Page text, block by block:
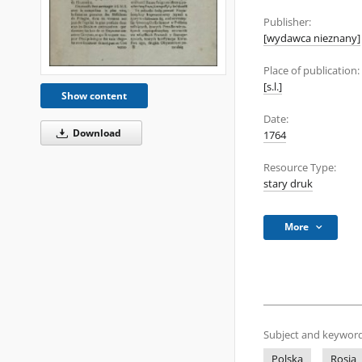
Show content
Download
Publisher:
[wydawca nieznany]
Place of publication:
[s.l.]
Date:
1764
Resource Type:
stary druk
More
Subject and
Polska
Rosja